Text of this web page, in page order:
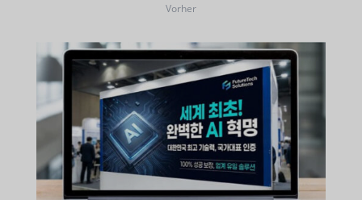
Vorher